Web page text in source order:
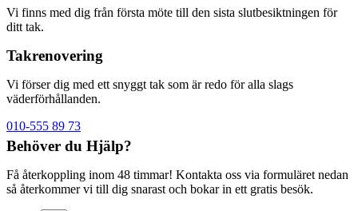
Vi finns med dig från första möte till den sista slutbesiktningen för
ditt tak.
Takrenovering
Vi förser dig med ett snyggt tak som är redo för alla slags
väderförhållanden.
010-555 89 73
Behöver du Hjälp?
Få återkoppling inom 48 timmar! Kontakta oss via formuläret nedan
så återkommer vi till dig snarast och bokar in ett gratis besök.